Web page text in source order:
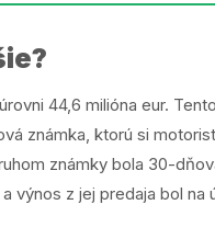
44,6 milióna eur.
známka, ktorú si
známky bola 30-
z jej predaja bol na